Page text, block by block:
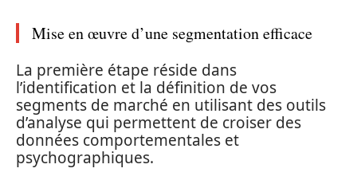
Mise en œuvre d’une segmentation efficace
La première étape réside dans
l’identification et la définition de vos
segments de marché en utilisant des outils
d’analyse qui permettent de croiser des
données comportementales et
psychographiques.